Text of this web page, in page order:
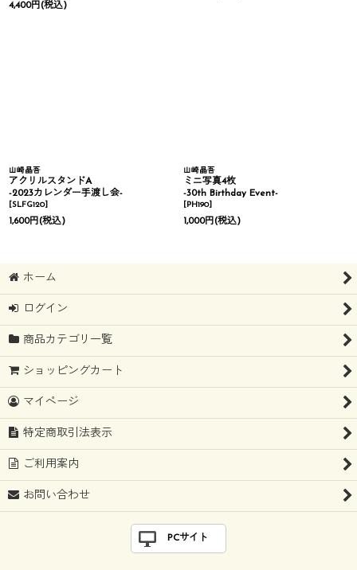
4,400円(税込)
山崎晶吾
アクリルスタンドA
-2023カレンダー手渡し会-
[SLFG120]
1,600円(税込)
山崎晶吾
ミニ写真4枚
-30th Birthday Event-
[PH190]
1,000円(税込)
ホーム
ログイン
商品カテゴリ一覧
ショッピングカート
マイページ
特定商取引法表示
ご利用案内
お問い合わせ
PCサイト